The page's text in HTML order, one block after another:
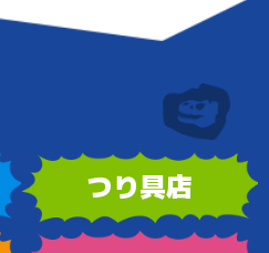
つり具店